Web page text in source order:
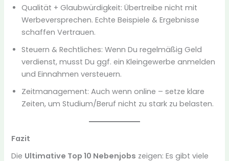
Qualität + Glaubwürdigkeit: Übertreibe nicht mit
Werbeversprechen. Echte Beispiele & Ergebnisse
schaffen Vertrauen.
Steuern & Rechtliches: Wenn Du regelmäßig Geld
verdienst, musst Du ggf. ein Kleingewerbe anmelden
und Einnahmen versteuern.
Zeitmanagement: Auch wenn online – setze klare
Zeiten, um Studium/Beruf nicht zu stark zu belasten.
Fazit
Die Ultimative Top 10 Nebenjobs zeigen: Es gibt viele